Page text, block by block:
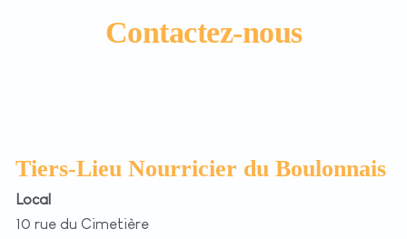
Contactez-nous
Tiers-Lieu Nourricier du Boulonnais
Local
10 rue du Cimetière